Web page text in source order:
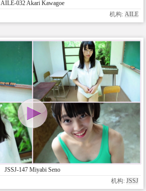
AILE-032 Akari Kawagoe
机构: AILE
JSSJ-147 Miyabi Seno
机构: JSSJ